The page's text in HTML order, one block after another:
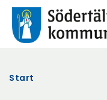
Start